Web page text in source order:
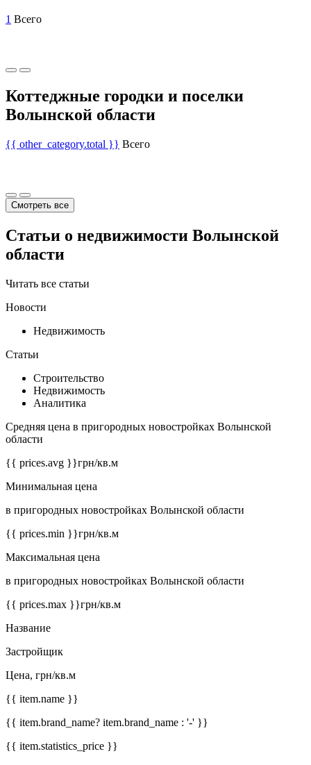
1 Всего
Коттеджные городки и поселки
Волынской области
{{ other_category.total }} Всего
Смотреть все
Статьи о недвижимости Волынской
области
Читать все статьи
Новости
Недвижимость
Статьи
Строительство
Недвижимость
Аналитика
Средняя цена в пригородных новостройках Волынской
области
{{ prices.avg }}грн/кв.м
Минимальная цена
в пригородных новостройках Волынской области
{{ prices.min }}грн/кв.м
Максимальная цена
в пригородных новостройках Волынской области
{{ prices.max }}грн/кв.м
Название
Застройщик
Цена, грн/кв.м
{{ item.name }}
{{ item.brand_name? item.brand_name : '-' }}
{{ item.statistics_price }}